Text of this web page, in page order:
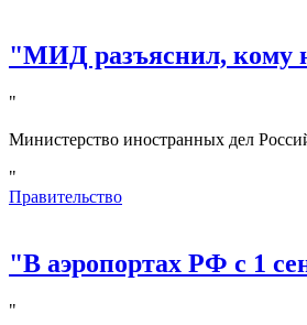
"МИД разъяснил, кому
"
Министерство иностранных дел
"
Правительство
"В аэропортах РФ с 1
"